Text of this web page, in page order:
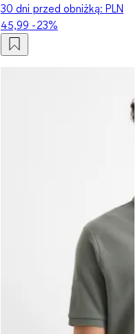
30 dni przed obniżką: PLN
45,99 -23%